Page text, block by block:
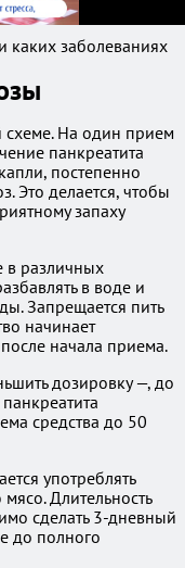
каких заболеваниях
схеме. На один прием
панкреатита
постепенно
Это делается, чтобы
запаху
в различных
в воде и
Запрещается пить
начинает
начала приема.
дозировку —, до
средства до 50
употреблять
Длительность
сделать 3-дневный
до полного